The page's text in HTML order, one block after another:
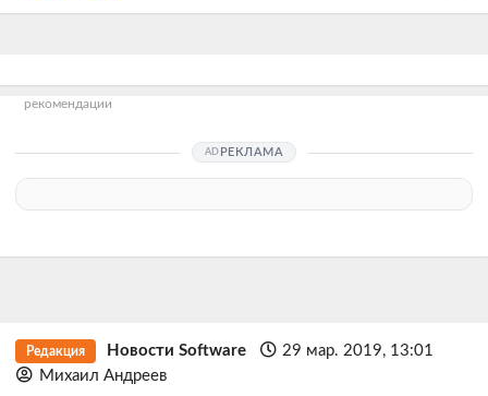
рекомендации
РЕКЛАМА
Редакция Новости Software
29 мар. 2019, 13:01
Михаил Андреев